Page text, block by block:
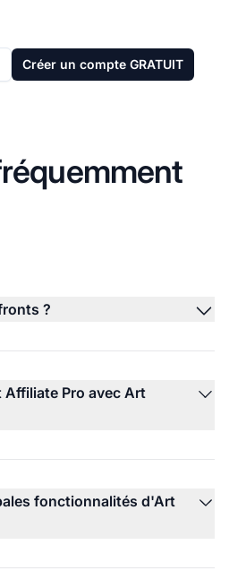
Créer un compte GRATUIT
?
Pro avec Art
fonctionnalités d'Art